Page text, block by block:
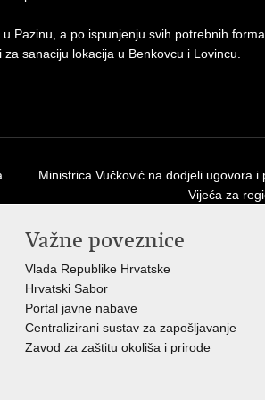
Pazinu, a po ispunjenju svih potrebnih
sanaciju lokacija u Benkovcu i Lovincu.
Ministrica Vučković na dodjeli ugovora i
Vijeća za
Važne poveznice
Vlada Republike Hrvatske
Hrvatski Sabor
Portal javne nabave
Centralizirani sustav za zapošljavanje
Zavod za zaštitu okoliša i prirode